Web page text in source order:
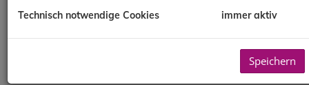
Technisch notwendige Cookies immer aktiv
Speichern